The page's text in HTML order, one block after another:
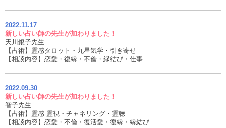
2022.11.17
新しい占い師の先生が加わりました！
天川銀子先生
【占術】霊感タロット・九星気学・引き寄せ
【相談内容】恋愛・復縁・不倫・縁結び・仕事
2022.09.30
新しい占い師の先生が加わりました！
智子先生
【占術】霊感 霊視・チャネリング・霊聴
【相談内容】恋愛・不倫・復活愛・復縁・縁結び